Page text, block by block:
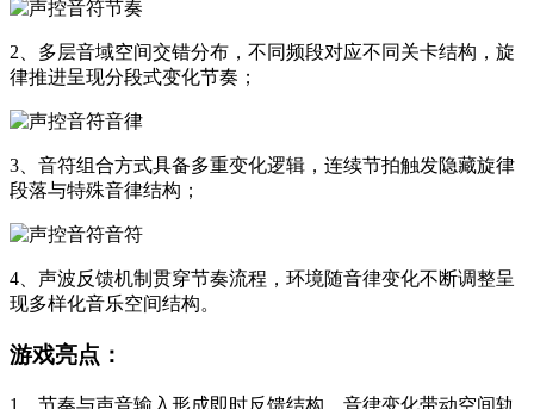
2、多层音域空间交错分布，不同频段对应不同关卡结构，旋
律推进呈现分段式变化节奏；
3、音符组合方式具备多重变化逻辑，连续节拍触发隐藏旋律
段落与特殊音律结构；
4、声波反馈机制贯穿节奏流程，环境随音律变化不断调整呈
现多样化音乐空间结构。
游戏亮点：
1、节奏与声音输入形成即时反馈结构，音律变化带动空间轨